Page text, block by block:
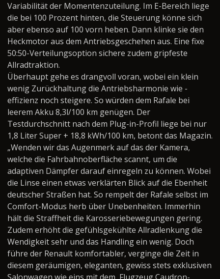
Variabilität der Momentenzuteilung. Im E-Bereich liege
die bei 100 Prozent hinten, die Steuerung könne sich
aber ebenso auf 100 vorn heben. Dann klinke sie den
Heckmotor aus dem Antriebsgeschehen aus. Eine fixe
50:50-Verteilungsoption sichere zudem gripfeste
Allradtraktion.
Überhaupt gehe es drangvoll voran, wobei ein klein
wenig Zurückhaltung die Antriebsharmonie wie -
effizienz noch steigere. So würden dem Rafale bei
leerem Akku 8,3l/100 km genügen. Der
Testdurchschnitt nach dem Plug-in-Profil liege bei nur
1,8 Liter Super + 18,8 kWh/100 km, betont das Magazin.
„Wenden wir das Augenmerk auf das der Kamera,
welche die Fahrbahnoberfläche scannt, um die
adaptiven Dämpfer darauf einregeln zu können. Wobei
die Linse einen etwas verklärten Blick auf die Ebenheit
deutscher Straßen hat. So rempelt der Rafale selbst im
Comfort-Modus herb über Unebenheiten. Immerhin
hält die Straffheit die Karosseriebewegungen gering.
Zudem erhöht die gefühlsgekühlte Allradlenkung die
Wendigkeit sehr und das Handling ein wenig. Doch
führe der Renault komfortabler, verginge die Zeit in
diesem geräumigen, eleganten, gewiss stets exklusiven